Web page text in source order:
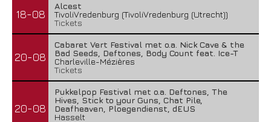
18-08
Alcest
TivoliVredenburg (TivoliVredenburg (Utrecht))
Tickets
20-08
Cabaret Vert Festival met o.a. Nick Cave & the
Bad Seeds, Deftones, Body Count feat. Ice-T
Charleville-Mézières
Tickets
20-08
Pukkelpop Festival met o.a. Deftones, The
Hives, Stick to your Guns, Chat Pile,
Deafheaven, Ploegendienst, dEUS
Hasselt